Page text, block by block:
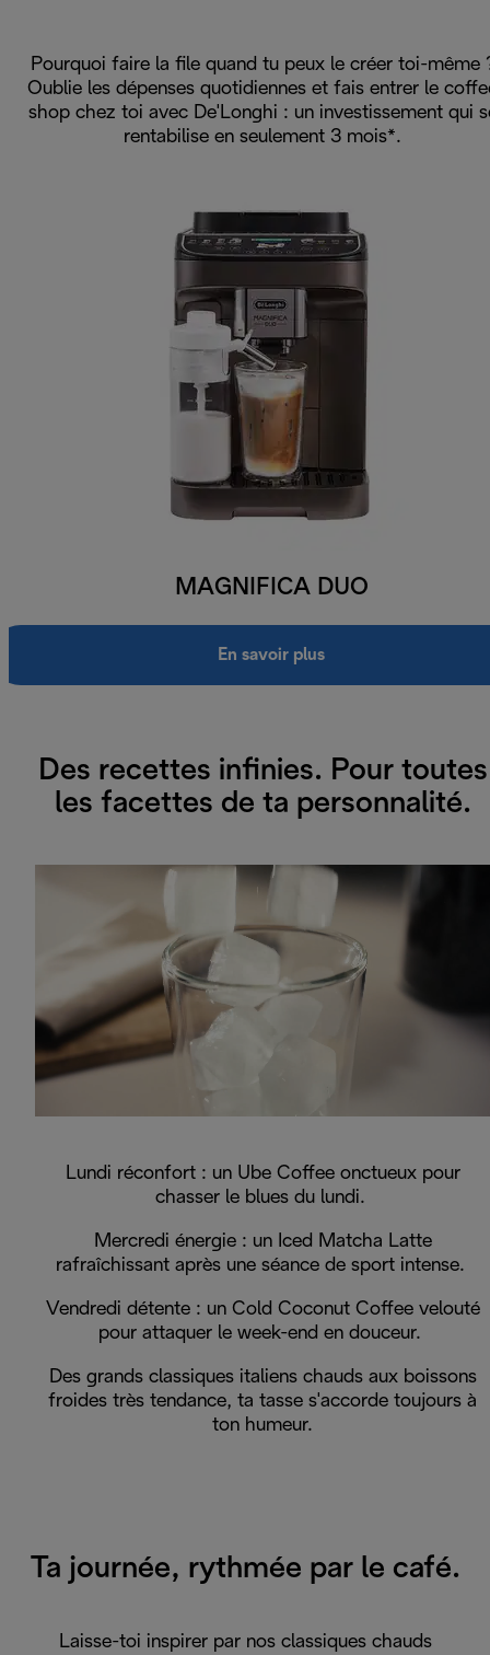
Pourquoi faire la file quand tu peux le créer toi-même
Oublie les dépenses quotidiennes et fais entrer le
shop chez toi avec De'Longhi : un investissement qui
rentabilise en seulement 3 mois*.
MAGNIFICA DUO
En savoir plus
Des recettes infinies. Pour toutes
les facettes de ta personnalité.
Lundi réconfort : un Ube Coffee onctueux pour
chasser le blues du lundi.
Mercredi énergie : un Iced Matcha Latte
rafraîchissant après une séance de sport intense.
Vendredi détente : un Cold Coconut Coffee velouté
pour attaquer le week-end en douceur.
Des grands classiques italiens chauds aux boissons
froides très tendance, ta tasse s'accorde toujours à
ton humeur.
Ta journée, rythmée par le café.
Laisse-toi inspirer par nos classiques chauds